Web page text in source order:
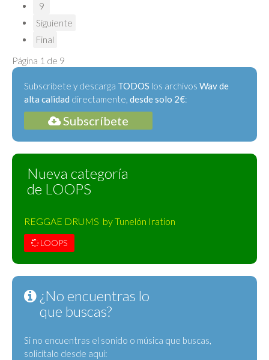
9
Siguiente
Final
Página 1 de 9
Subscríbete y descarga TODOS los archivos Wav de
alta calidad directamente, desde solo 2€:
Subscríbete
Nueva categoría
de LOOPS
REGGAE DRUMS by Tunelón Iration
LOOPS
¿No encuentras lo
que buscas?
Si no encuentras el sonido o música que buscas,
solicítalo desde aquí: